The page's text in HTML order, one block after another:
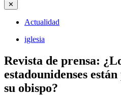
✕
Actualidad
iglesia
Revista de prensa:
estadounidenses
su obispo?